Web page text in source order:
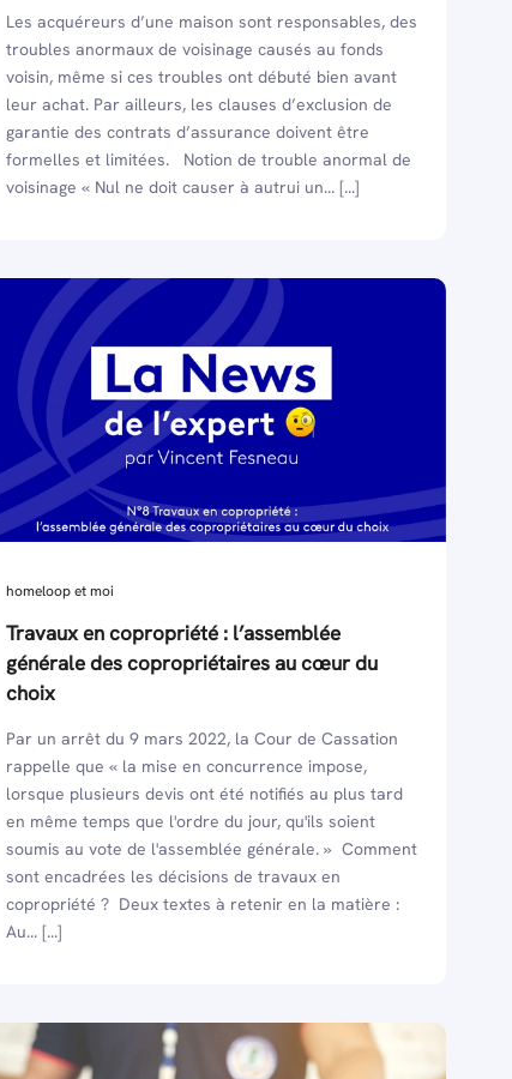
Les acquéreurs d’une maison sont responsables, des
troubles anormaux de voisinage causés au fonds
voisin, même si ces troubles ont débuté bien avant
leur achat. Par ailleurs, les clauses d’exclusion de
garantie des contrats d’assurance doivent être
formelles et limitées. Notion de trouble anormal de
voisinage « Nul ne doit causer à autrui un... [...]
homeloop et moi
Travaux en copropriété : l’assemblée
générale des copropriétaires au cœur du
choix
Par un arrêt du 9 mars 2022, la Cour de Cassation
rappelle que « la mise en concurrence impose,
lorsque plusieurs devis ont été notifiés au plus tard
en même temps que l'ordre du jour, qu'ils soient
soumis au vote de l'assemblée générale. » Comment
sont encadrées les décisions de travaux en
copropriété ? Deux textes à retenir en la matière :
Au... [...]